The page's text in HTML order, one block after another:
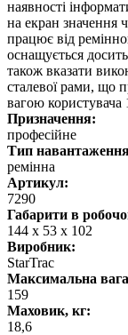
наявності
на екран значення
працює від
оснащується
також вказати
сталевої рами, що
вагою користувача
Призначення:
професійне
Тип
ремінна
Артикул:
7290
Габарити в
144 х 53 х 102
Виробник:
StarTrac
Максимальна
159
Маховик, кг:
18,6